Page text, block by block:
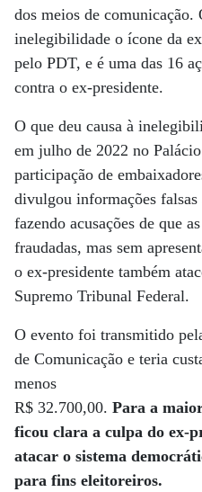
dos meios de comunicação.
inelegibilidade o ícone da
pelo PDT, e é uma das 16
contra o ex-presidente.
O que deu causa à
em julho de 2022 no
participação de
divulgou informações
fazendo acusações de que
fraudadas, mas sem
o ex-presidente também
Supremo Tribunal Federal.
O evento foi transmitido
de Comunicação e teria
menos
R$ 32.700,00. Para a
ficou clara a culpa do ex-
atacar o sistema
para fins eleitoreiros.